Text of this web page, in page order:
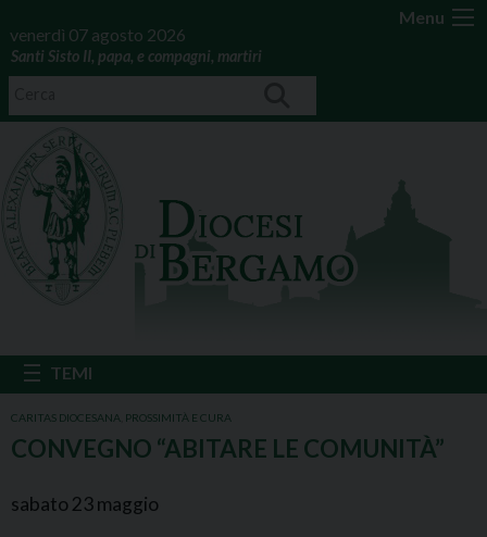
Menu
venerdì 07 agosto 2026
Santi Sisto II, papa, e compagni, martiri
CARITAS DIOCESANA PROSSIMITÀ E CURA
CONVEGNO “ABITARE LE COMUNITÀ”
sabato 23maggio